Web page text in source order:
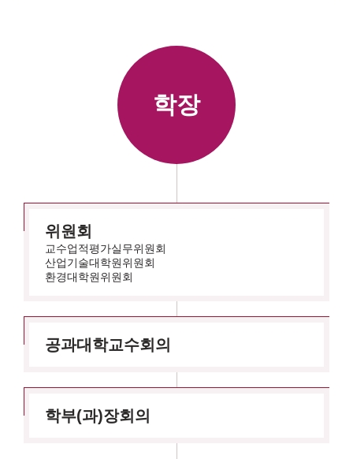
학장
위원회
교수업적평가실무위원회
산업기술대학원위원회
환경대학원위원회
공과대학교수회의
학부(과)장회의